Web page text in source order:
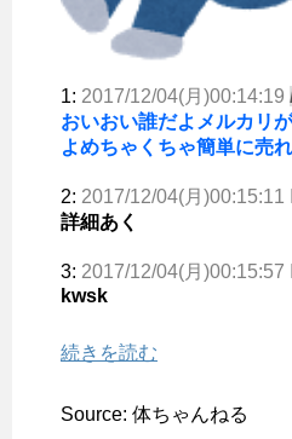
1: 2017/12/04(月)00:14:19
おいおい誰だよメルカリ
よめちゃくちゃ簡単に売
2: 2017/12/04(月)00:15:11
詳細あく
3: 2017/12/04(月)00:15:57
kwsk
続きを読む
Source: 体ちゃんねる